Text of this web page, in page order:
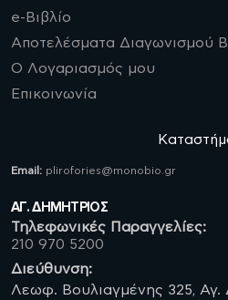
e-Βιβλίο
Αποτελέσματα Διαγωνισμού
Ο Λογαριασμός μου
Επικοινωνία
Email: plirofories@monobio.gr
ΑΓ. ΔΗΜΗΤΡΙΟΣ
Τηλεφωνικές Παραγγελίες:
210 970 5200
Διεύθυνση:
Λεωφ. Βουλιαγμένης 325, Αγ.